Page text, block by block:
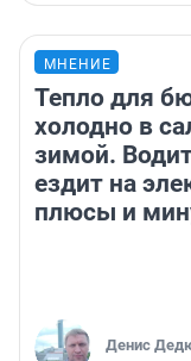
МНЕНИЕ
Тепло для
холодно в
зимой.
ездит на
плюсы и
Денис